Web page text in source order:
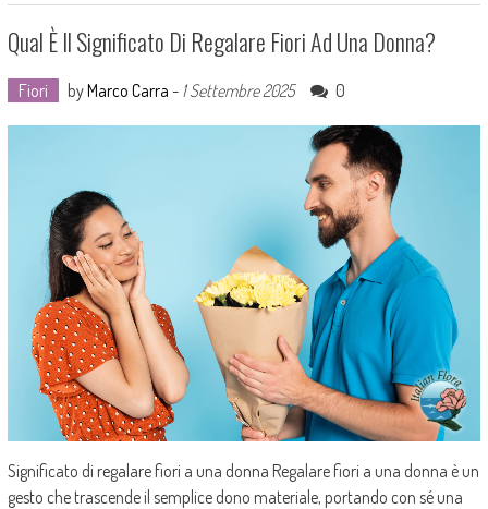
Qual È Il Significato Di Regalare Fiori Ad Una Donna?
Fiori byMarco Carra - 1 Settembre 2025 0
Significato di regalare fiori a una donna Regalare fiori a una donna è un
gesto che trascende il semplice dono materiale, portando con sé una